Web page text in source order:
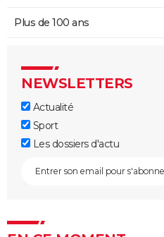
Plus de 100 ans
NEWSLETTERS
Actualité
Sport
Les dossiers d'actu